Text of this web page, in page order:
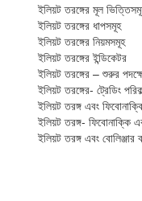
ইলিয়ট তরঙ্গের মূল
ইলিয়ট তরঙ্গের ধাপসমূহ
ইলিয়ট তরঙ্গের নিয়মসমূহ
ইলিয়ট তরঙ্গের ইন্ডিকেটর
ইলিয়ট তরঙ্গের – শুরুর
ইলিয়ট তরঙ্গের- ট্রেডিং
ইলিয়ট তরঙ্গ এবং
ইলিয়ট তরঙ্গ- ফিবোনাক্কি
ইলিয়ট তরঙ্গ এবং বোলিঞ্জার